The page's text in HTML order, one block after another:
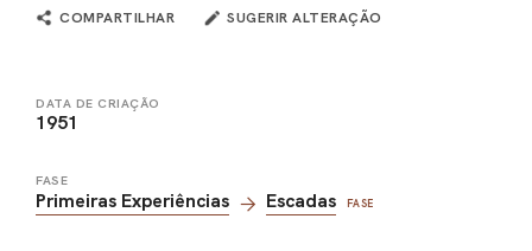
COMPARTILHAR SUGERIR ALTERAÇÃO
DATA DE CRIAÇÃO
1951
FASE
Primeiras Experiências Escadas FASE